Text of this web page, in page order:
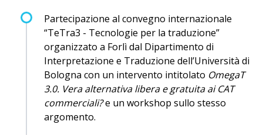
Partecipazione al convegno internazionale
“TeTra3 - Tecnologie per la traduzione”
organizzato a Forlì dal Dipartimento di
Interpretazione e Traduzione dell’Università di
Bologna con un intervento intitolato OmegaT
3.0. Vera alternativa libera e gratuita ai CAT
commerciali?e un workshop sullo stesso
argomento.